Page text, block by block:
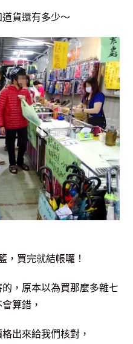
貨還有多少～
， 買完就結帳囉！
，原本以為買那麼多雜七
算錯，
出來給我們核對，